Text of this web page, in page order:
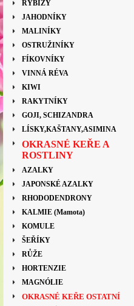
RYBÍZY
JAHODNÍKY
MALINÍKY
OSTRUŽINÍKY
FÍKOVNÍKY
VINNÁ RÉVA
KIWI
RAKYTNÍKY
GOJI, SCHIZANDRA
LÍSKY,KAŠTANY,ASIMINA
OKRASNÉ KEŘE A
ROSTLINY
AZALKY
JAPONSKÉ AZALKY
RHODODENDRONY
KALMIE (Mamota)
KOMULE
ŠEŘÍKY
RŮŽE
HORTENZIE
MAGNÓLIE
OKRASNÉ KEŘE OSTATNÍ